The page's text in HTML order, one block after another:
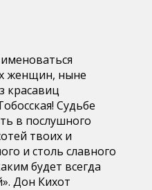
женщин, ныне
красавиц
Судьбе
в послушного
твоих и
и столь славного
будет всегда
Дон Кихот